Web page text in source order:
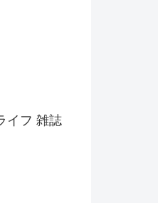
イフ 雑誌